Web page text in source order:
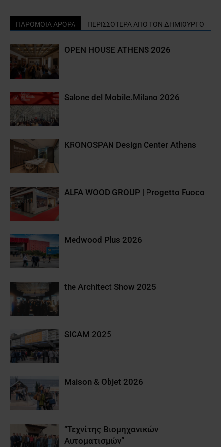
ΠΑΡΟΜΟΙΑ ΑΡΘΡΑ ΠΕΡΙΣΣΟΤΕΡΑ ΑΠΟ ΤΟΝ ΔΗΜΙΟΥΡΓΟ
OPEN HOUSE ATHENS 2026
Salone del Mobile.Milano 2026
KRONOSPAN Design Center Athens
ALFA WOOD GROUP | Progetto Fuoco
Medwood Plus 2026
the Architect Show 2025
SICAM 2025
Maison & Objet 2026
“Τεχνίτης Βιομηχανικών
Αυτοματισμών”